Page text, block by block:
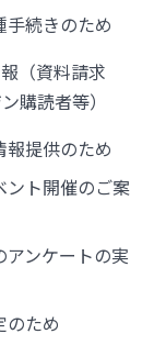
続きのため
（資料請求
購読者等）
提供のため
ント開催のご案
ンケートの実
のため